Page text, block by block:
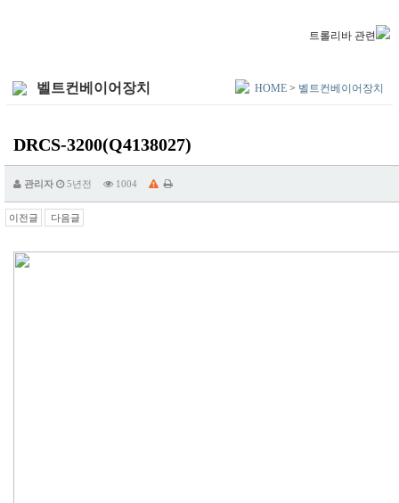
트롤리바 관련
벨트컨베이어장치 HOME > 벨트컨베이어장치
DRCS-3200(Q4138027)
관리자 5년전 1004
이전글 다음글